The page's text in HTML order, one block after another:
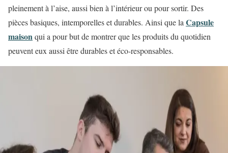
pleinement à l’aise, aussi bien à l’intérieur ou pour sortir. Des
pièces basiques, intemporelles et durables. Ainsi que laCapsule
maisonqui a pour but de montrer que les produits du quotidien
peuvent eux aussi être durables et éco-responsables.